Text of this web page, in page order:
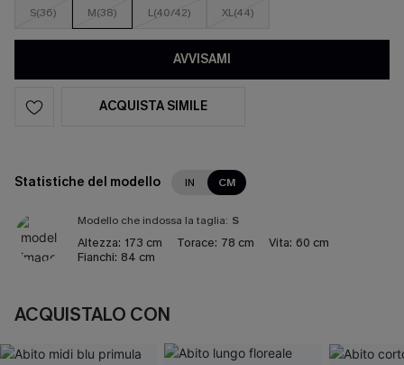
S(36) M(38) L(40/42) XL(44)
AVVISAMI
ACQUISTA SIMILE
Statistiche del modello IN CM
Modello che indossa la taglia: S
Altezza: 173 cm Torace: 78 cm Vita: 60 cm
Fianchi: 84 cm
ACQUISTALO CON